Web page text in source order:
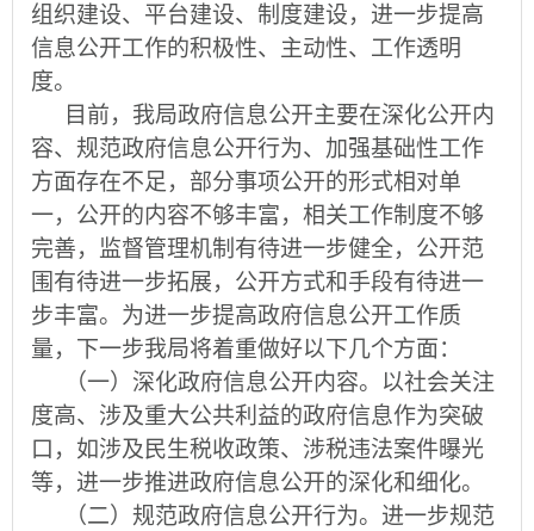
组织建设、平台建设、制度建设，进一步提高
信息公开工作的积极性、主动性、工作透明
度。
目前，我局政府信息公开主要在深化公开内
容、规范政府信息公开行为、加强基础性工作
方面存在不足，部分事项公开的形式相对单
一，公开的内容不够丰富，相关工作制度不够
完善，监督管理机制有待进一步健全，公开范
围有待进一步拓展，公开方式和手段有待进一
步丰富。为进一步提高政府信息公开工作质
量，下一步我局将着重做好以下几个方面：
（一）深化政府信息公开内容。以社会关注
度高、涉及重大公共利益的政府信息作为突破
口，如涉及民生税收政策、涉税违法案件曝光
等，进一步推进政府信息公开的深化和细化。
（二）规范政府信息公开行为。进一步规范